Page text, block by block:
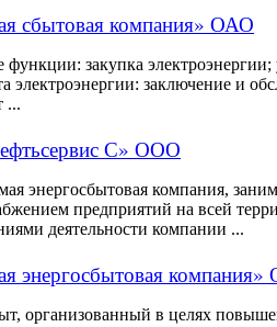
сбытовая компания» ОАО
закупка электроэнергии;
электроэнергии: заключение и
...
С» ООО
энергосбытовая компания,
предприятий на всей
деятельности компании ...
энергосбытовая
организованный в целях